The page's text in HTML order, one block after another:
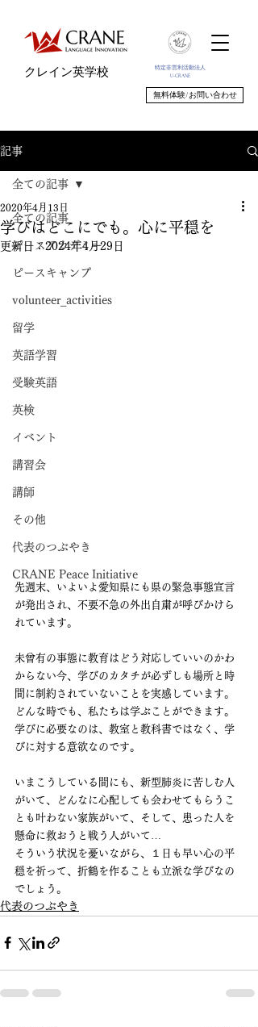
特定非営利活動法人
U-CRANE
クレイン英学校
無料体験/お問い合わせ
記事
全ての記事
ピースアカデミー
ピースキャンプ
volunteer_activities
留学
英語学習
受験英語
英検
イベント
講習会
講師
その他
代表のつぶやき
CRANE Peace Initiative
全ての記事
学びはどこにでも。心に平穏を
2020年4月13日
更新日：2024年4月29日
先週末、いよいよ愛知県にも県の緊急事態宣言
が発出され、不要不急の外出自粛が呼びかけら
れています。
未曾有の事態に教育はどう対応していいのかわ
からない今、学びのカタチが必ずしも場所と時
間に制約されていないことを実感しています。
どんな時でも、私たちは学ぶことができます。
学びに必要なのは、教室と教科書ではなく、学
びに対する意欲なのです。
いまこうしている間にも、新型肺炎に苦しむ人
がいて、どんなに心配しても会わせてもらうこ
とも叶わない家族がいて、そして、患った人を
懸命に救おうと戦う人がいて…
そういう状況を憂いながら、１日も早い心の平
穏を祈って、折鶴を作ることも立派な学びなの
でしょう。
代表のつぶやき